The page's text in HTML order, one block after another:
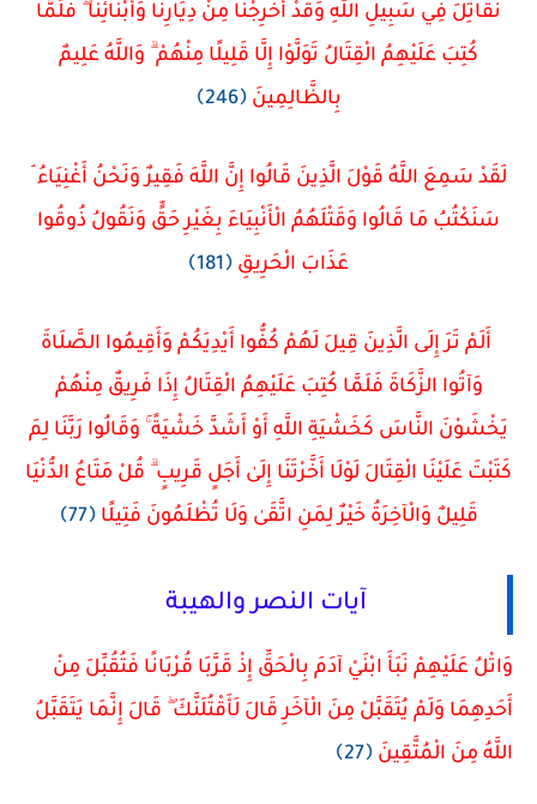
نُقَاتِلَ فِي سَبِيلِ اللَّهِ وَقَدْ أُخْرِجْنَا مِنْ دِيَارِنَا وَأَبْنَائِنَا ۖ فَلَمَّا
كُتِبَ عَلَيْهِمُ الْقِتَالُ تَوَلَّوْا إِلَّا قَلِيلًا مِنْهُمْ ۗ وَاللَّهُ عَلِيمٌ
بِالظَّالِمِينَ﴿246﴾
لَقَدْ سَمِعَ اللَّهُ قَوْلَ الَّذِينَ قَالُوا إِنَّ اللَّهَ فَقِيرٌ وَنَحْنُ أَغْنِيَاءُ ۘ
سَنَكْتُبُ مَا قَالُوا وَقَتْلَهُمُ الْأَنْبِيَاءَ بِغَيْرِ حَقٍّ وَنَقُولُ ذُوقُوا
عَذَابَ الْحَرِيقِ ﴿181﴾
أَلَمْ تَرَ إِلَى الَّذِينَ قِيلَ لَهُمْ كُفُّوا أَيْدِيَكُمْ وَأَقِيمُوا الصَّلَاةَ
وَآتُوا الزَّكَاةَ فَلَمَّا كُتِبَ عَلَيْهِمُ الْقِتَالُ إِذَا فَرِيقٌ مِنْهُمْ
يَخْشَوْنَ النَّاسَ كَخَشْيَةِ اللَّهِ أَوْ أَشَدَّ خَشْيَةً ۚ وَقَالُوا رَبَّنَا لِمَ
كَتَبْتَ عَلَيْنَا الْقِتَالَ لَوْلَا أَخَّرْتَنَا إِلَىٰ أَجَلٍ قَرِيبٍ ۗ قُلْ مَتَاعُ الدُّنْيَا
قَلِيلٌ وَالْآخِرَةُ خَيْرٌ لِمَنِ اتَّقَىٰ وَلَا تُظْلَمُونَ فَتِيلًا﴿77﴾
آيات النصر والهيبة
وَاتْلُ عَلَيْهِمْ نَبَأَ ابْنَيْ آدَمَ بِالْحَقِّ إِذْ قَرَّبَا قُرْبَانًا فَتُقُبِّلَ مِنْ
أَحَدِهِمَا وَلَمْ يُتَقَبَّلْ مِنَ الْآخَرِ قَالَ لَأَقْتُلَنَّكَ ۖ قَالَ إِنَّمَا يَتَقَبَّلُ
اللَّهُ مِنَ الْمُتَّقِينَ ﴿27﴾